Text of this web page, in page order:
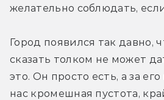
желательно соблюдать,
Город появился так давно,
сказать толком не может
это. Он просто есть, а за
нас кромешная пустота,